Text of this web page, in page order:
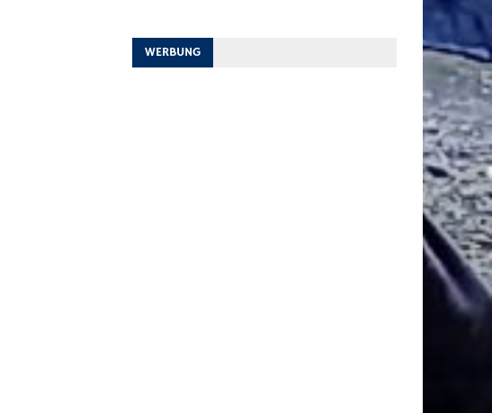
WERBUNG